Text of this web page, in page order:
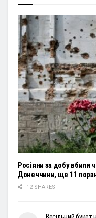
Росіяни за добу вбили
Донеччини, ще 11
12 SHARES